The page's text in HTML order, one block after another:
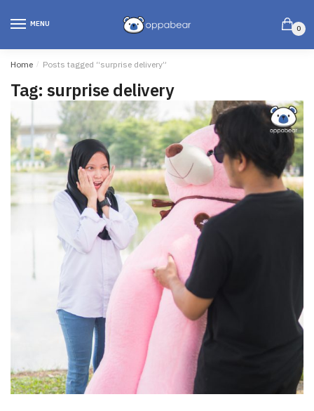
MENU
0
Home / Posts tagged “surprise delivery”
Tag: surprise delivery